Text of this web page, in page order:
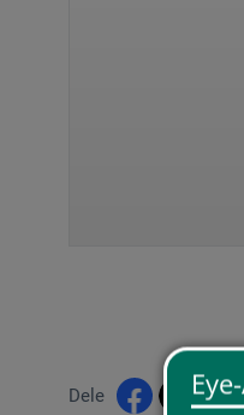
Dele